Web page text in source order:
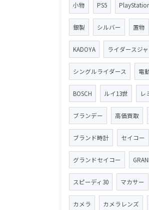
小物 PS5
銀製 シルバー 置物
KADOYA ライダースジ
シングルライダース 電
BOSCH ルイ13世 レ
ブランデー 高価買取
ブランド時計 セイコー
グランドセイコー
スピーディ30 マカサー
カメラ カメラレンズ